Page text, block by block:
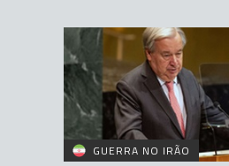
GUERRA NO IRÃO